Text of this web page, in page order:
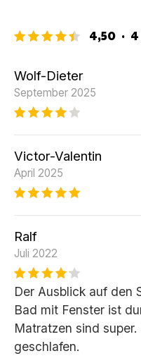
4,50 · 4
Wolf-Dieter
September 2025
Victor-Valentin
April 2025
Ralf
Juli 2022
Der Ausblick auf den
Bad mit Fenster ist
Matratzen sind
geschlafen.